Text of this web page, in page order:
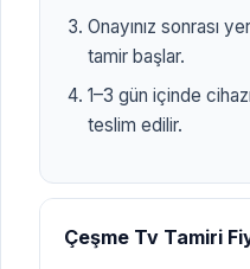
Onayınız sonrası
tamir başlar.
1–3 gün içinde
teslim edilir.
Çeşme Tv Tamiri